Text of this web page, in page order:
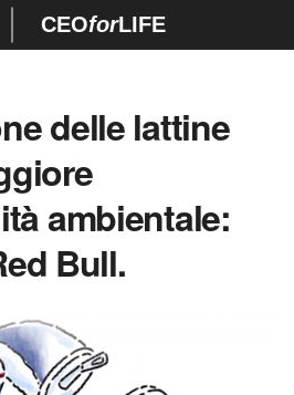
CEOforLIFE
delle lattine
ambientale:
Bull.